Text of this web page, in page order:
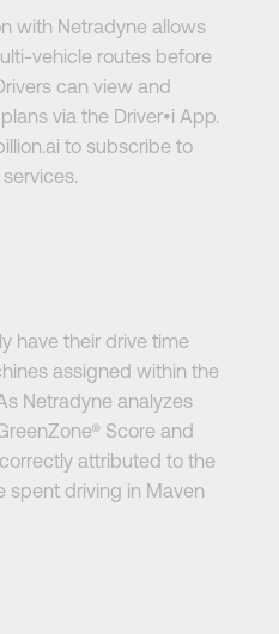
with Netradyne allows
vehicle routes before
can view and
via the Driver•i App.
to subscribe to
services.
have their drive time
assigned within the
Netradyne analyzes
Score and
attributed to the
spent driving in Maven